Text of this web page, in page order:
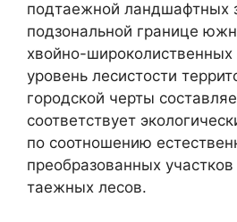
подтаежной ландшафтных
подзональной границе
хвойно-
уровень лесистости
городской черты
соответствует
по соотношению
преобразованных
таежных лесов.